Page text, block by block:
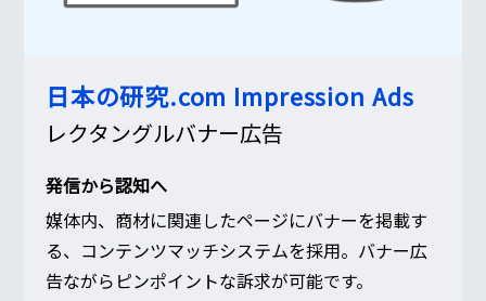
日本の研究.com Impression Ads
レクタングルバナー広告
発信から認知へ
媒体内、商材に関連したページにバナーを掲載す
る、コンテンツマッチシステムを採用。バナー広
告ながらピンポイントな訴求が可能です。